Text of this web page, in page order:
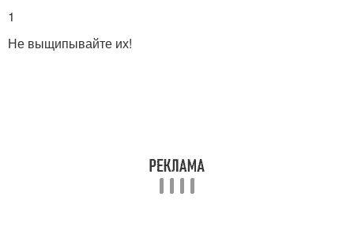
1
Не выщипывайте их!